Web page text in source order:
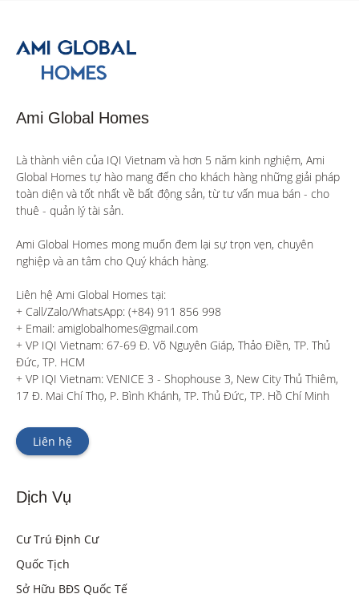
Ami Global Homes
Là thành viên của IQI Vietnam và hơn 5 năm kinh nghiệm, Ami
Global Homes tự hào mang đến cho khách hàng những giải pháp
toàn diện và tốt nhất về bất động sản, từ tư vấn mua bán - cho
thuê - quản lý tài sản.
Ami Global Homes mong muốn đem lại sự trọn vẹn, chuyên
nghiệp và an tâm cho Quý khách hàng.
Liên hệ Ami Global Homes tại:
+ Call/Zalo/WhatsApp: (+84) 911 856 998
+ Email: amiglobalhomes@gmail.com
+ VP IQI Vietnam: 67-69 Đ. Võ Nguyên Giáp, Thảo Điền, TP. Thủ
Đức, TP. HCM
+ VP IQI Vietnam: VENICE 3 - Shophouse 3, New City Thủ Thiêm,
17 Đ. Mai Chí Thọ, P. Bình Khánh, TP. Thủ Đức, TP. Hồ Chí Minh
Liên hệ
Dịch Vụ
Cư Trú Định Cư
Quốc Tịch
Sở Hữu BĐS Quốc Tế